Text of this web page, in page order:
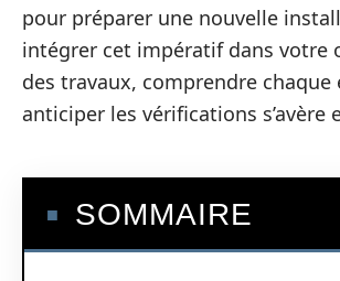
pour préparer une nouvelle
intégrer cet impératif dans votre
des travaux, comprendre chaque
anticiper les vérifications s’avère
SOMMAIRE